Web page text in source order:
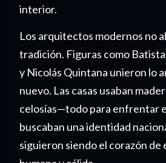
interior.
Los arquitectos modernos no
tradición. Figuras como
y Nicolás Quintana unieron lo
nuevo. Las casas usaban
celosías—todo para enfrentar
buscaban una identidad
siguieron siendo el corazón